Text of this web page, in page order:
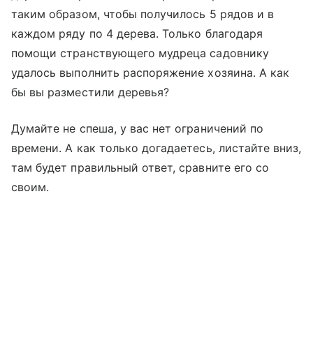
таким образом, чтобы получилось 5 рядов и в
каждом ряду по 4 дерева. Только благодаря
помощи странствующего мудреца садовнику
удалось выполнить распоряжение хозяина. А как
бы вы разместили деревья?
Думайте не спеша, у вас нет ограничений по
времени. А как только догадаетесь, листайте вниз,
там будет правильный ответ, сравните его со
своим.